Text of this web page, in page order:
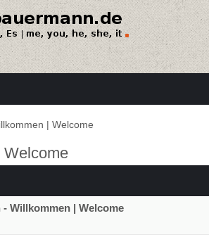
| Welcome
- Willkommen | Welcome